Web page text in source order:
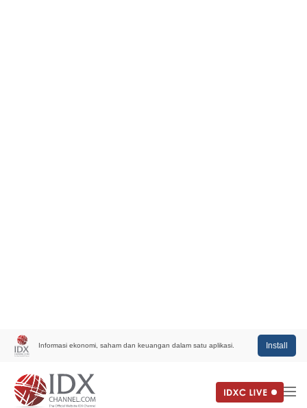
Informasi ekonomi, saham dan keuangan dalam satu aplikasi. Install